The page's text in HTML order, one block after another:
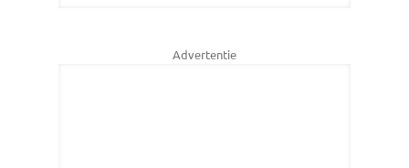
Advertentie